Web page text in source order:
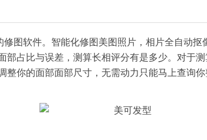
修图软件。智能化修图美图照片，相片全自动
部占比与误差，测算长相评分有是多少。对于
整你的面部面部尺寸，无需动力只能马上查询